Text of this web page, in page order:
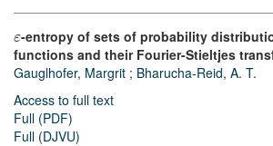
ε-entropy of sets of probability
functions and their Fourier-Stieltjes
Gauglhofer, Margrit ; Bharucha-Reid, A. T.
Access to full text
Full (PDF)
Full (DJVU)